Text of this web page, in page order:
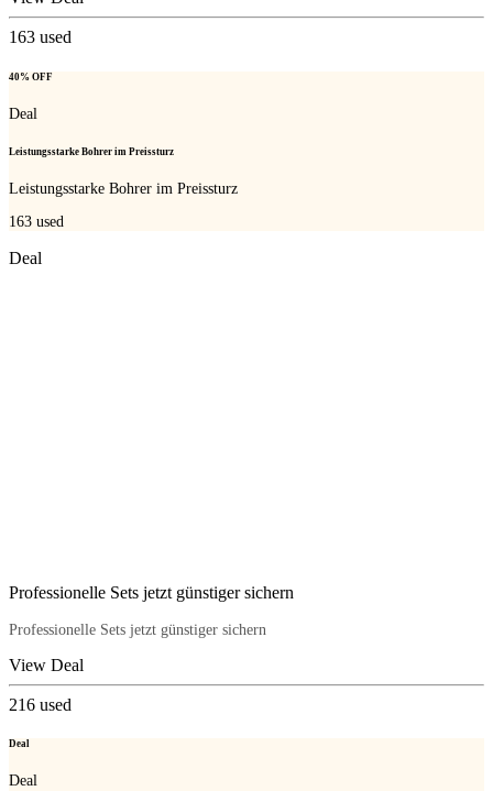
163 used
40% OFF
Deal
Leistungsstarke Bohrer im Preissturz
Leistungsstarke Bohrer im Preissturz
163 used
Deal
Professionelle Sets jetzt günstiger sichern
Professionelle Sets jetzt günstiger sichern
View Deal
216 used
Deal
Deal